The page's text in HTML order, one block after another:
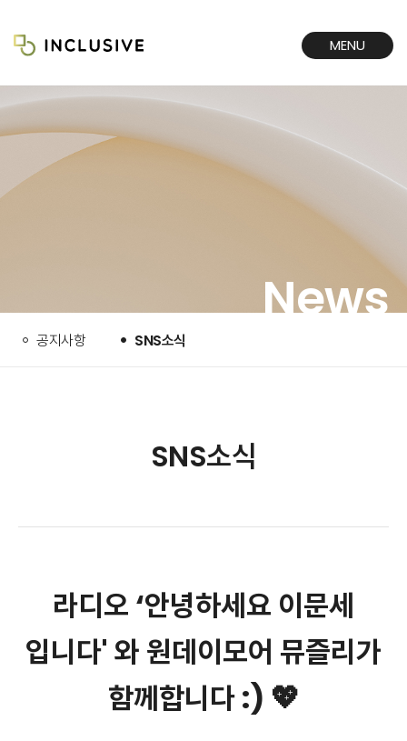
MENU
News
공지사항 SNS소식
SNS소식
라디오 ‘안녕하세요 이문세
입니다' 와 원데이모어 뮤즐리가
함께합니다 :) 💖